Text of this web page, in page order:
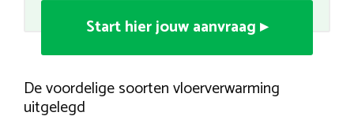
Start hier jouw aanvraag ▸
De voordelige soorten vloerverwarming
uitgelegd